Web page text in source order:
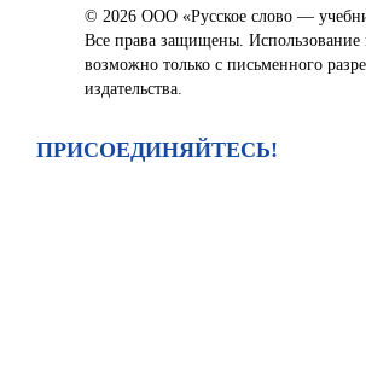
© 2026 ООО «Русское слово —
Все права защищены. Использование
возможно только с письменного
издательства.
ПРИСОЕДИНЯЙТЕСЬ!